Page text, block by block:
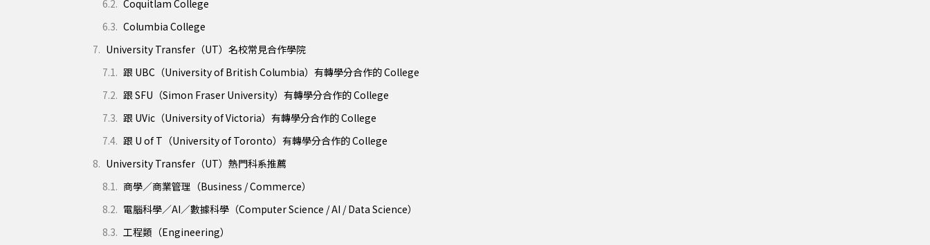
Coquitlam College
Columbia College
University Transfer（UT）名校常見合作學院
跟 UBC（University of British Columbia）有轉學分合作的 College
跟 SFU（Simon Fraser University）有轉學分合作的 College
跟 UVic（University of Victoria）有轉學分合作的 College
跟 U of T（University of Toronto）有轉學分合作的 College
University Transfer（UT）熱門科系推薦
商學／商業管理（Business / Commerce）
電腦科學／AI／數據科學（Computer Science / AI / Data Science）
工程類（Engineering）